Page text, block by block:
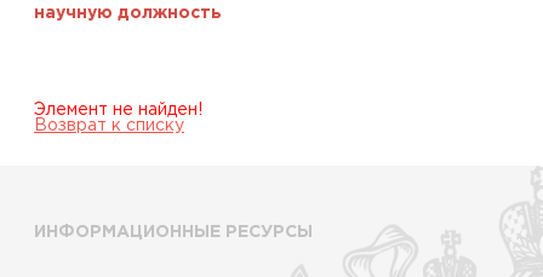
научную должность
Элемент не найден!
Возврат к списку
ИНФОРМАЦИОННЫЕ РЕСУРСЫ